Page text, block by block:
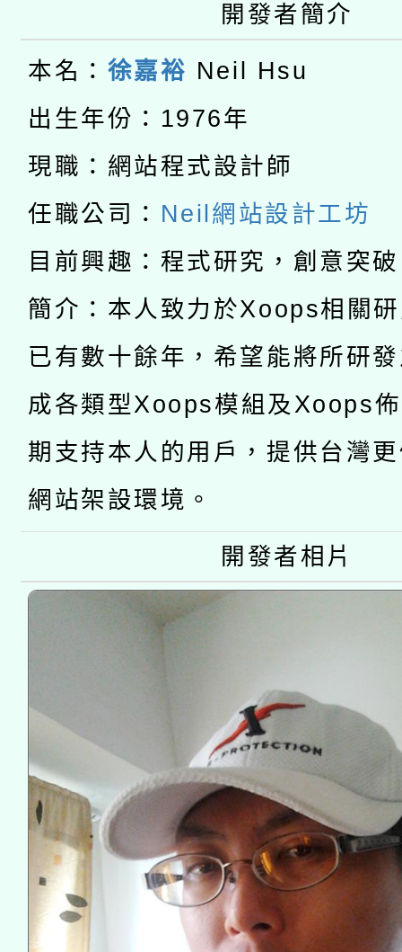
動」
開 智慧啟航」
本校115學年度第2次
招甄選結果公告(無人
招)
適應運動共學行動站研
本館辦理115年度閱讀
暨閱讀推動專業研習
科技賦能─人工智慧
礎課程
A3數位素養講師名單
「數位內容與教學軟體
pilot」
有關大陸委員會函釋公
薪期間赴陸應申請許可
業技術研究院辦理「
用水績優單位及節水達
動」
開 智慧啟航」
2026年桃園地景藝術
開發者簡介
本名： 徐嘉裕 Neil Hsu
出生年份：1976年
現職：網站程式設計師
任職公司： Neil網站設計工坊
目前興趣：程式研究，創意突
簡介：本人致力於Xoops相關
已有數十餘年，希望能將所研
成各類型Xoops模組及Xoops
期支持本人的用戶，提供台灣
網站架設環境。
開發者相片